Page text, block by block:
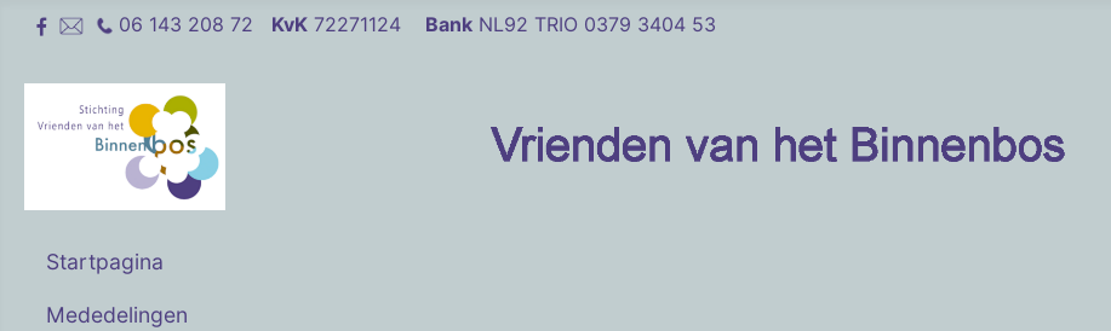
06 143 208 72 KvK 72271124 Bank NL92 TRIO 0379 3404 53
Startpagina
Mededelingen